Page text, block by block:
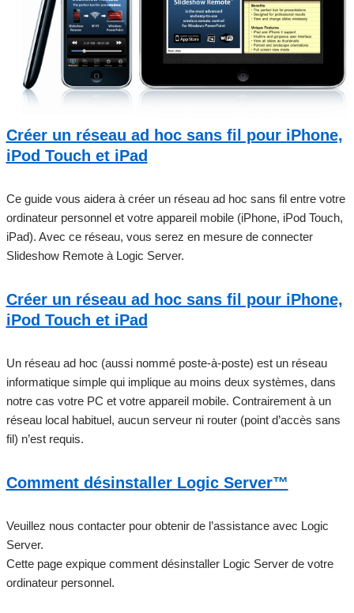
Créer un réseau ad hoc sans fil pour iPhone,
iPod Touch et iPad
Ce guide vous aidera à créer un réseau ad hoc sans fil entre votre
ordinateur personnel et votre appareil mobile (iPhone, iPod Touch,
iPad). Avec ce réseau, vous serez en mesure de connecter
Slideshow Remote à Logic Server.
Créer un réseau ad hoc sans fil pour iPhone,
iPod Touch et iPad
Un réseau ad hoc (aussi nommé poste-à-poste) est un réseau
informatique simple qui implique au moins deux systèmes, dans
notre cas votre PC et votre appareil mobile. Contrairement à un
réseau local habituel, aucun serveur ni router (point d’accès sans
fil) n’est requis.
Comment désinstaller Logic Server™
Veuillez nous contacter pour obtenir de l’assistance avec Logic
Server.
Cette page expique comment désinstaller Logic Server de votre
ordinateur personnel.